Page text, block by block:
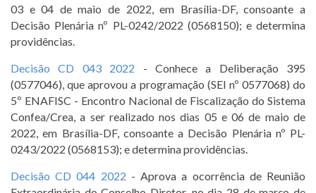
03 e 04 de maio de 2022, em Brasília-DF, consoante a
Decisão Plenária nº PL-0242/2022 (0568150); e determina
providências.
Decisão CD 043 2022 - Conhece a Deliberação 395
(0577046), que aprovou a programação (SEI nº 0577068) do
5º ENAFISC - Encontro Nacional de Fiscalização do Sistema
Confea/Crea, a ser realizado nos dias 05 e 06 de maio de
2022, em Brasília-DF, consoante a Decisão Plenária nº PL-
0243/2022 (0568153); e determina providências.
Decisão CD 044 2022 - Aprova a ocorrência de Reunião